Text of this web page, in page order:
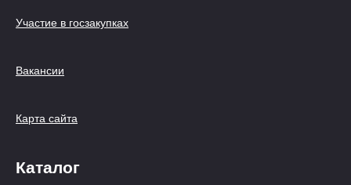
Участие в госзакупках
Вакансии
Карта сайта
Каталог